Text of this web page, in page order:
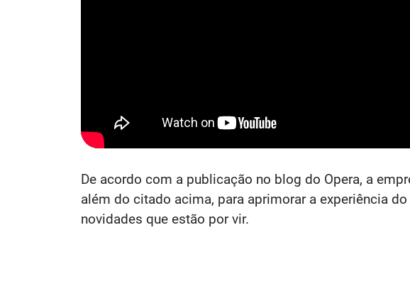
De acordo com a publicação no blog do Opera, a
além do citado acima, para aprimorar a experiência
novidades que estão por vir.